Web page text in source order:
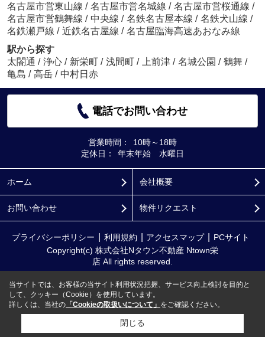
名古屋市営東山線 / 名古屋市営名城線 / 名古屋市営桜通線 /
名古屋市営鶴舞線 / 中央線 / 名鉄名古屋本線 / 名鉄犬山線 /
名鉄瀬戸線 / 近鉄名古屋線 / 名古屋臨海高速あおなみ線
駅から探す
太閤通 / 浄心 / 新栄町 / 浅間町 / 上前津 / 名城公園 / 鶴舞 /
亀島 / 高岳 / 中村日赤
電話でお問い合わせ
営業時間：
10時～18時
定休日：
年末年始 水曜日
ホーム 会社概要
お問い合わせ 物件リクエスト
プライバシーポリシー 利用規約 アクセスマップ
PCサイト
Copyright(c) 株式会社Nタウン不動産 Ntown栄
店 All rights reserved.
当サイトでは、お客様の当サイト利用状況把握、サービス向上検討を目的と
して、クッキー（Cookie）を使用しています。
詳しくは、当社の 「Cookieの取扱いについて」 をご確認ください。
閉じる